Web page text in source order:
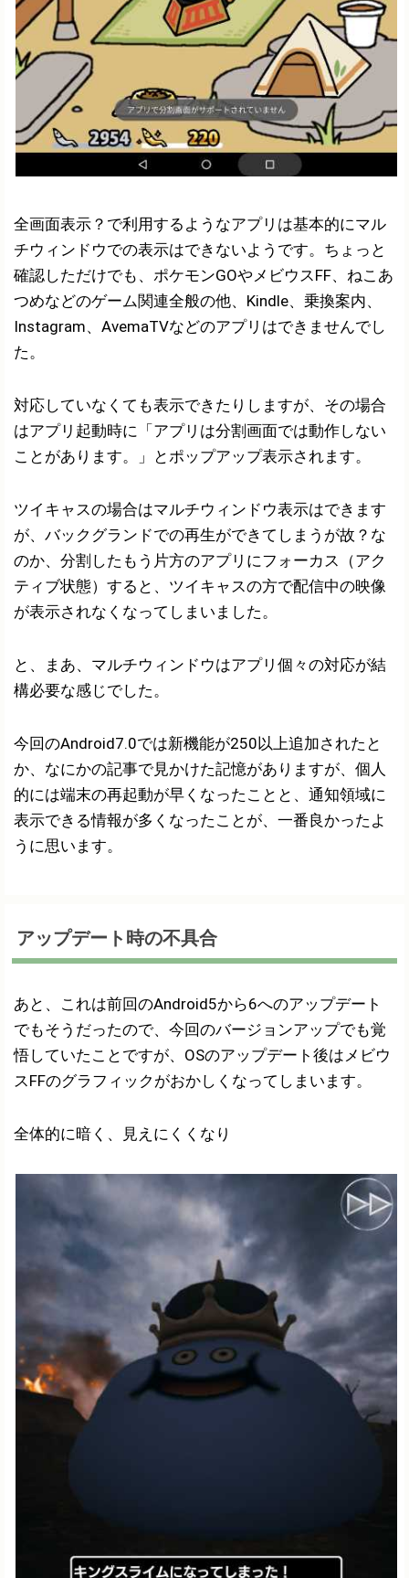
全画面表示？で利用するようなアプリは基本的にマル
チウィンドウでの表示はできないようです。ちょっと
確認しただけでも、ポケモンGOやメビウスFF、ねこあ
つめなどのゲーム関連全般の他、Kindle、乗換案内、
Instagram、AvemaTVなどのアプリはできませんでし
た。
対応していなくても表示できたりしますが、その場合
はアプリ起動時に「アプリは分割画面では動作しない
ことがあります。」とポップアップ表示されます。
ツイキャスの場合はマルチウィンドウ表示はできます
が、バックグランドでの再生ができてしまうが故？な
のか、分割したもう片方のアプリにフォーカス（アク
ティブ状態）すると、ツイキャスの方で配信中の映像
が表示されなくなってしまいました。
と、まあ、マルチウィンドウはアプリ個々の対応が結
構必要な感じでした。
今回のAndroid7.0では新機能が250以上追加されたと
か、なにかの記事で見かけた記憶がありますが、個人
的には端末の再起動が早くなったことと、通知領域に
表示できる情報が多くなったことが、一番良かったよ
うに思います。
アップデート時の不具合
あと、これは前回のAndroid5から6へのアップデート
でもそうだったので、今回のバージョンアップでも覚
悟していたことですが、OSのアップデート後はメビウ
スFFのグラフィックがおかしくなってしまいます。
全体的に暗く、見えにくくなり